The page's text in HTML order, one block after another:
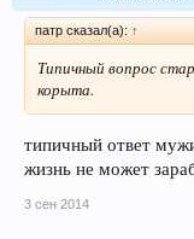
патр сказал(а): ↑
Типичный вопрос
корыта.
типичный ответ
жизнь не может
3 сен 2014